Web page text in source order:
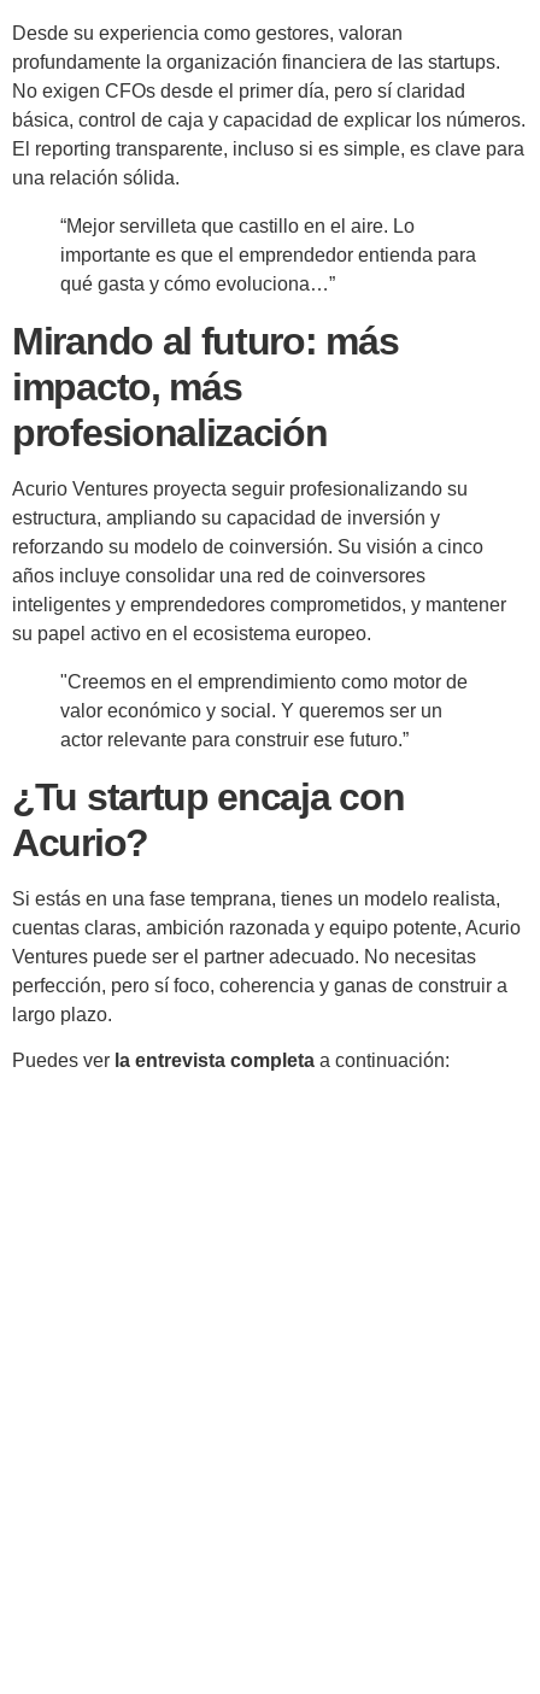
Desde su experiencia como gestores, valoran
profundamente la organización financiera de las startups.
No exigen CFOs desde el primer día, pero sí claridad
básica, control de caja y capacidad de explicar los números.
El reporting transparente, incluso si es simple, es clave para
una relación sólida.
“Mejor servilleta que castillo en el aire. Lo
importante es que el emprendedor entienda para
qué gasta y cómo evoluciona…”
Mirando al futuro: más
impacto, más
profesionalización
Acurio Ventures proyecta seguir profesionalizando su
estructura, ampliando su capacidad de inversión y
reforzando su modelo de coinversión. Su visión a cinco
años incluye consolidar una red de coinversores
inteligentes y emprendedores comprometidos, y mantener
su papel activo en el ecosistema europeo.
"Creemos en el emprendimiento como motor de
valor económico y social. Y queremos ser un
actor relevante para construir ese futuro.”
¿Tu startup encaja con
Acurio?
Si estás en una fase temprana, tienes un modelo realista,
cuentas claras, ambición razonada y equipo potente, Acurio
Ventures puede ser el partner adecuado. No necesitas
perfección, pero sí foco, coherencia y ganas de construir a
largo plazo.
Puedes ver la entrevista completa a continuación: